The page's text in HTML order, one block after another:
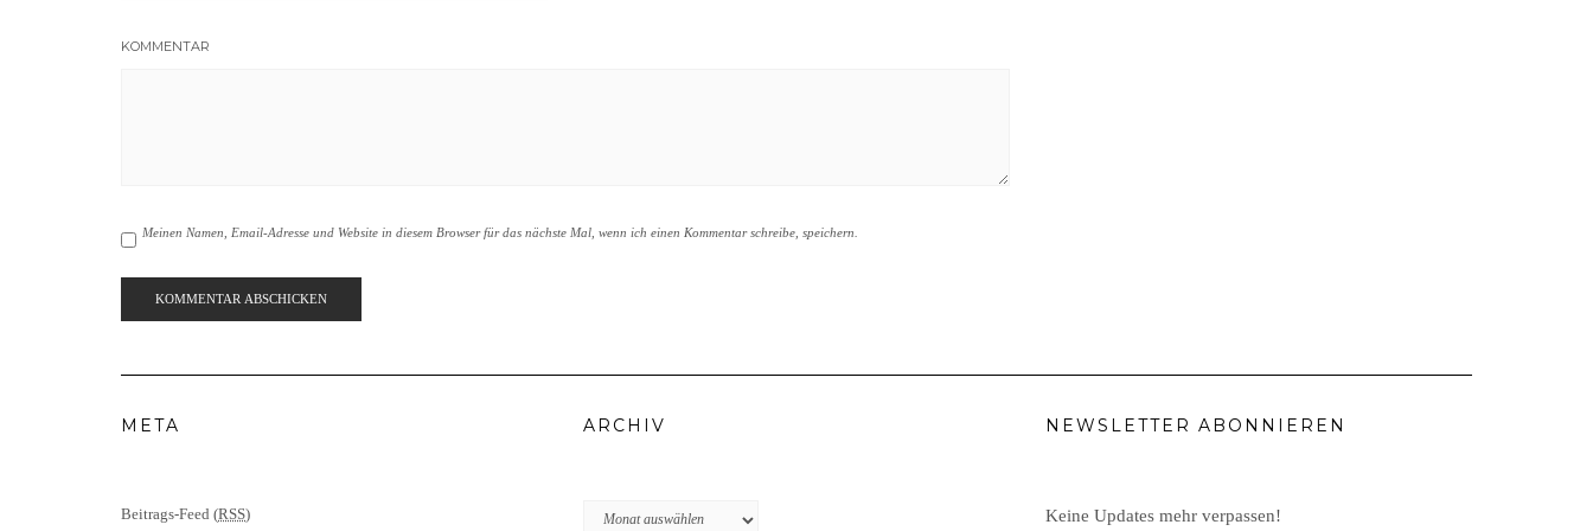
KOMMENTAR
Meinen Namen, Email-Adresse und Website in diesem Browser für das nächste Mal, wenn ich einen Kommentar schreibe, speichern.
META
Beitrags-Feed (RSS)
ARCHIV
Archiv
NEWSLETTER ABONNIEREN
Keine Updates mehr verpassen!